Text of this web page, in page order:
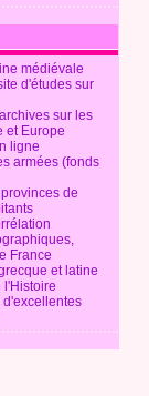
médiévale
d'études sur
sur les
et Europe
ligne
armées (fonds
de
France
et latine
l'Histoire
d'excellentes